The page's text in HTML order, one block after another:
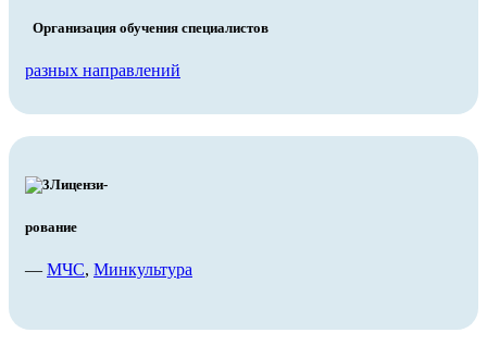
Организация обучения специалистов
разных направлений
Лицензи-
рование
— МЧС, Минкультура